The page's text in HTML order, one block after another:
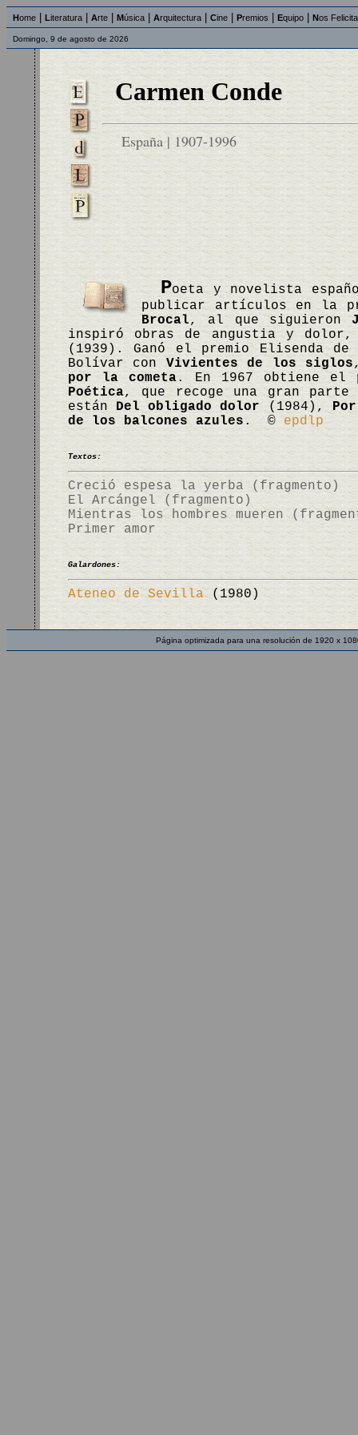
Home Literatura Arte Música Arquitectura Cine Premios Equipo Nos
Domingo, 9 de agosto de 2026
Carmen Conde
España | 1907-1996
Poeta y novelista
publicar artículos en la
Brocal, al que siguieron
inspiró obras de angustia y dolor,
(1939). Ganó el premio Elisenda de
Bolívar conVivientes de los siglos
por la cometa. En 1967 obtiene
Poética, que recoge una gran parte
están Del obligado dolor (1984),
de los balcones azules . ©epdlp
Textos:
Creció espesa la yerba (fragmento)
El Arcángel (fragmento)
Mientras los hombres mueren
Primer amor
Galardones:
Ateneo de Sevilla(1980)
Página optimizada para una resolución de 1920 x